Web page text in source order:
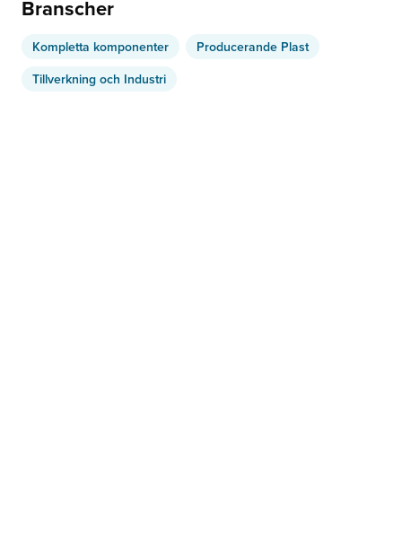
Branscher
Kompletta komponenter
Producerande Plast
Tillverkning och Industri